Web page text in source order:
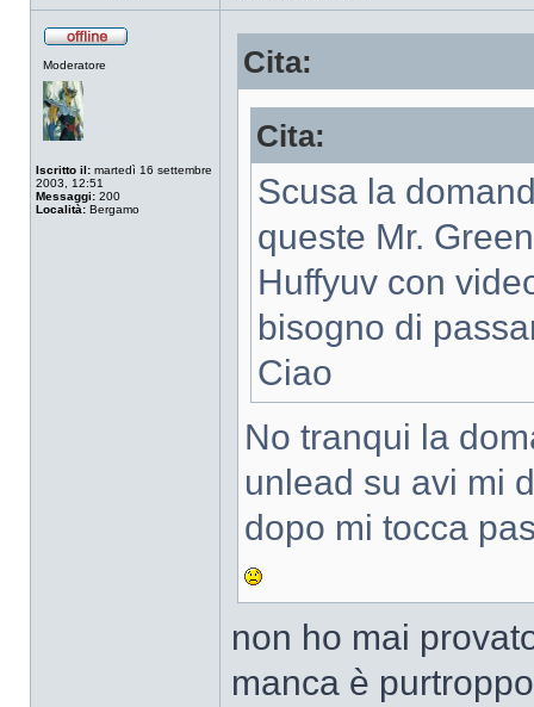
Moderatore
Iscritto il: martedì 16 settembre
2003, 12:51
Messaggi: 200
Località: Bergamo
Cita:
Cita:
Scusa la
queste Mr.
Huffyuv con
bisogno di
Ciao
No tranqui la
unlead su avi mi
dopo mi tocca
non ho mai
manca è